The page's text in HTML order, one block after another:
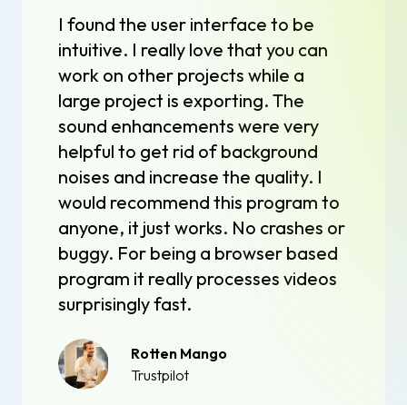
I found the user interface to be
intuitive. I really love that you can
work on other projects while a
large project is exporting. The
sound enhancements were very
helpful to get rid of background
noises and increase the quality. I
would recommend this program to
anyone, it just works. No crashes or
buggy. For being a browser based
program it really processes videos
surprisingly fast.
Rotten Mango
Trustpilot